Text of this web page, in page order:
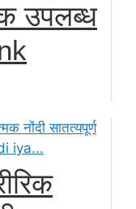
उपलब्ध